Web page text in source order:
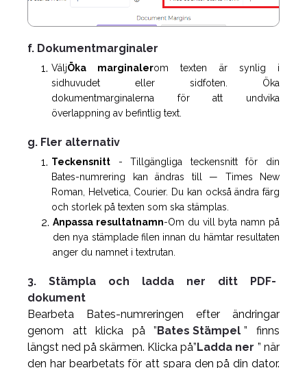
f. Dokumentmarginaler
VäljÖka marginalerom texten är synlig i
sidhuvudet eller sidfoten. Öka
dokumentmarginalerna för att undvika
överlappning av befintlig text.
g. Fler alternativ
Teckensnitt - Tillgängliga teckensnitt för din
Bates-numrering kan ändras till — Times New
Roman, Helvetica, Courier. Du kan också ändra färg
och storlek på texten som ska stämplas.
Anpassa resultatnamn-Om du vill byta namn på
den nya stämplade filen innan du hämtar resultaten
anger du namnet i textrutan.
3. Stämpla och ladda ner ditt PDF-
dokument
Bearbeta Bates-numreringen efter ändringar
genom att klicka på ”Bates Stämpel ” finns
längst ned på skärmen. Klicka på”Ladda ner ” när
den har bearbetats för att spara den på din dator.